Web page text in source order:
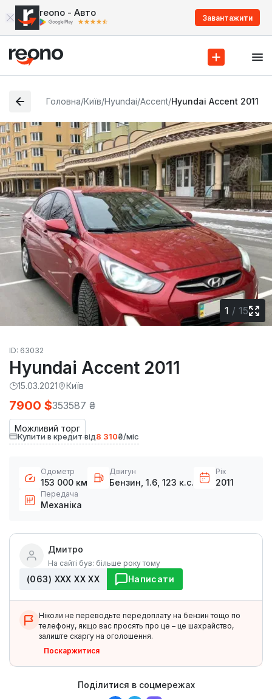
reono - Авто Завантажити
Головна/Київ/Hyundai/Accent/Hyundai Accent 2011
1 / 15
ID: 63032
Hyundai Accent 2011
15.03.2021 Київ
Можливий торг
7900 $353587 ₴
Купити в кредит від8 310₴/міс
Одометр
153 000 км
Двигун
Бензин, 1.6, 123 к.с.
Рік
2011
Передача
Механіка
Дмитро
На сайті був: більше року тому
(063) ХХХ ХХ ХХ Написати
Ніколи не переводьте передоплату на бензин тощо по
телефону, якщо вас просять про це – це шахрайство,
залиште скаргу на оголошення.
Поскаржитися
Поділитися в соцмережах